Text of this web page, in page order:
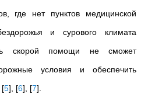
где нет пунктов медицинской
и сурового климата
скорой помощи не сможет
условия и обеспечить
[5] [6] [7]